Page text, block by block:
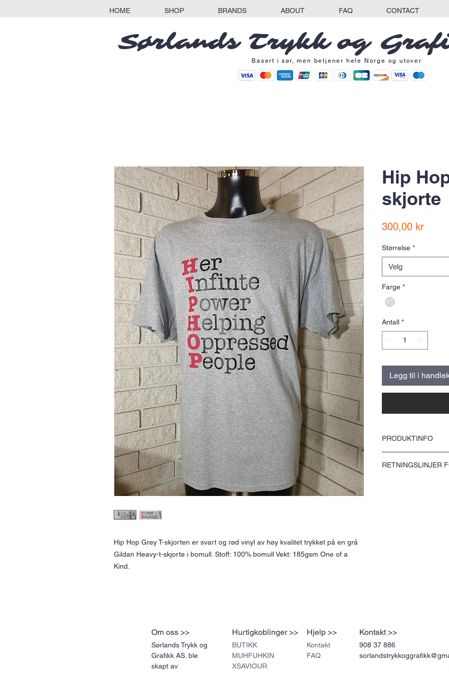
HOME SHOP BRANDS ABOUT FAQ CONTACT
Sørlands Trykk og
Basert i sør, men betjener hele Norge og utover
Hip Hop Grey T-skjorten er svart og rød vinyl av høy kvalitet trykket på en grå
Gildan Heavy-t-skjorte i bomull. Stoff: 100% bomull Vekt: 185gsm One of a
Kind.
Hip
skjorte
300,00 krPris
Størrelse *
Velg
Farge *
Antall *
Legg til i
PRODUKTINFO
på en grå Gildan
RETNINGSLINJER
Om oss >>
Sørlands Trykk og
Grafikk AS. ble
skapt av
Hurtigkoblinger >>
BUTIKK
MUHFUHKIN
XSAVIOUR
Hjelp >> Kontakt >>
Kontakt
FAQ
908 37 886